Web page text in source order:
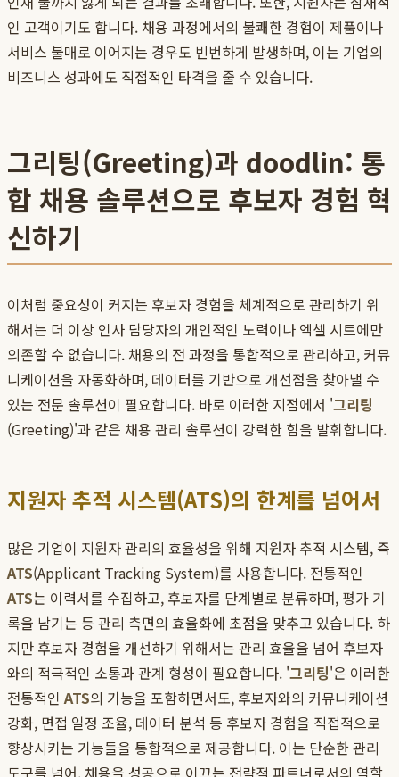
인 고객이기도 합니다. 채용 과정에서의 불쾌한 경험이 제품이나
서비스 불매로 이어지는 경우도 빈번하게 발생하며, 이는 기업의
비즈니스 성과에도 직접적인 타격을 줄 수 있습니다.
그리팅(Greeting)과 doodlin: 통
합 채용 솔루션으로 후보자 경험 혁
신하기
이처럼 중요성이 커지는 후보자 경험을 체계적으로 관리하기 위
해서는 더 이상 인사 담당자의 개인적인 노력이나 엑셀 시트에만
의존할 수 없습니다. 채용의 전 과정을 통합적으로 관리하고, 커뮤
니케이션을 자동화하며, 데이터를 기반으로 개선점을 찾아낼 수
있는 전문 솔루션이 필요합니다. 바로 이러한 지점에서 '그리팅
(Greeting)'과 같은 채용 관리 솔루션이 강력한 힘을 발휘합니다.
지원자 추적 시스템(ATS)의 한계를 넘어서
많은 기업이 지원자 관리의 효율성을 위해 지원자 추적 시스템, 즉
ATS(Applicant Tracking System)를 사용합니다. 전통적인
ATS는 이력서를 수집하고, 후보자를 단계별로 분류하며, 평가 기
록을 남기는 등 관리 측면의 효율화에 초점을 맞추고 있습니다. 하
지만 후보자 경험을 개선하기 위해서는 관리 효율을 넘어 후보자
와의 적극적인 소통과 관계 형성이 필요합니다. '그리팅'은 이러한
전통적인ATS의 기능을 포함하면서도, 후보자와의 커뮤니케이션
강화, 면접 일정 조율, 데이터 분석 등 후보자 경험을 직접적으로
향상시키는 기능들을 통합적으로 제공합니다. 이는 단순한 관리
도구를 넘어, 채용을 성공으로 이끄는 전략적 파트너로서의 역할